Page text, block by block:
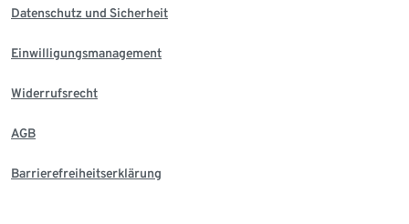
Datenschutz und Sicherheit
Einwilligungsmanagement
Widerrufsrecht
AGB
Barrierefreiheitserklärung